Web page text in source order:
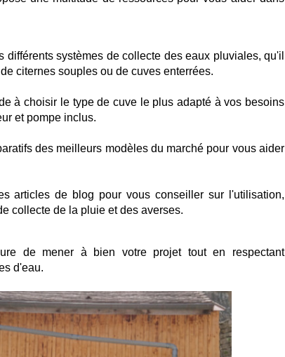
systèmes de collecte des eaux pluviales, qu'il
citernes souples ou de cuves enterrées.
à choisir le type de cuve le plus adapté à vos besoins
et pompe inclus.
des meilleurs modèles du marché pour vous aider
articles de blog pour vous conseiller sur l'utilisation,
collecte de la pluie et des averses.
de mener à bien votre projet tout en respectant
d'eau.